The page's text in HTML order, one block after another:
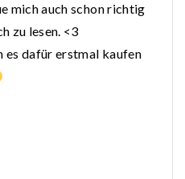
mich auch schon richtig
zu lesen. <3
es dafür erstmal kaufen